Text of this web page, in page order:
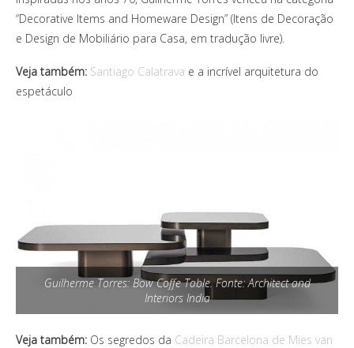
“Decorative Items and Homeware Design” (Itens de Decoração
e Design de Mobiliário para Casa, em tradução livre).
Veja também: Santiago Calatrava e a incrível arquitetura do
espetáculo
Guilherme Torres: Bow Coffe Table. Fonte: Architect and
Interiors India
Veja também: Os segredos da Cadeira Barcelona de Mies van